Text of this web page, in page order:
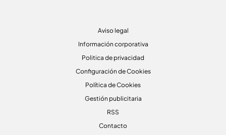
Aviso legal
Información corporativa
Politica de privacidad
Configuración de Cookies
Política de Cookies
Gestión publicitaria
RSS
Contacto